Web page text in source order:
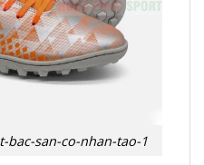
bac-san-co-nhan-tao-1